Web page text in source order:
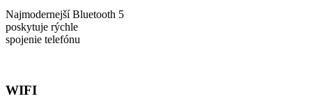
Najmodernejší Bluetooth 5
poskytuje rýchle
spojenie telefónu
WIFI